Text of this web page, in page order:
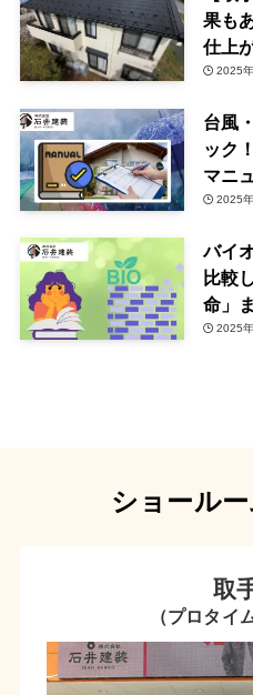
果も
仕上
2025
台風
ック
マニ
2025
バイ
比較
命」
2025
ショール
取
（プロタイ